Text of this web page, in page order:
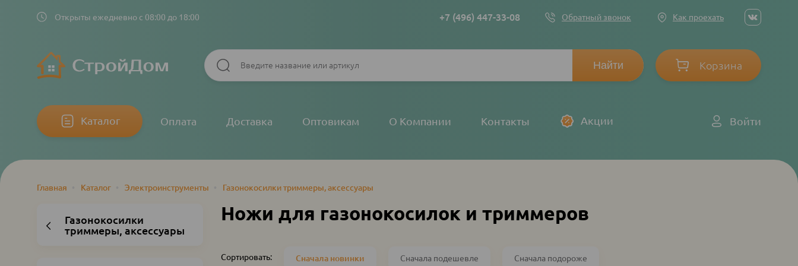
Открыты ежедневно с 08:00 до 18:00 +7 (496) 447-33-08 Обратный звонок Как проехать
Social
links
Корзина
Основная
навигация
Каталог Оплата Доставка Оптовикам О Компании Контакты Акции
LogВойти
Строка
Главная Каталог Электроинструменты Газонокосилки триммеры, аксессуары
Газонокосилки
триммеры, аксессуары
Ножи для газонокосилок и триммеров
Сортировать: Сначала новинки Сначала подешевле Сначала подороже